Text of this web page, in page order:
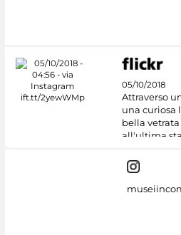
05/10/2018
Attraverso
una curiosa
bella
all'ultima